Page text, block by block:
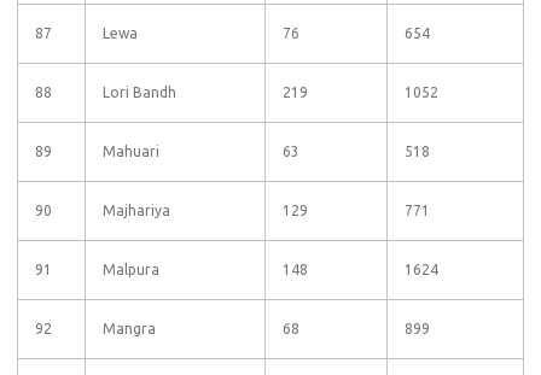
87 Lewa 76 654
88 Lori Bandh 219 1052
89 Mahuari 63 518
90 Majhariya 129 771
91 Malpura 148 1624
92 Mangra 68 899